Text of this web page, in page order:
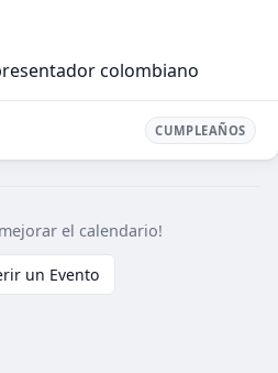
colombiano
CUMPLEAÑOS
el calendario!
un Evento